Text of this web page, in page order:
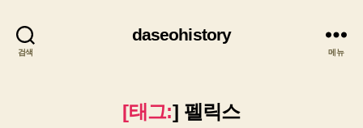
검색
daseohistory
메뉴
[태그:] 펠릭스